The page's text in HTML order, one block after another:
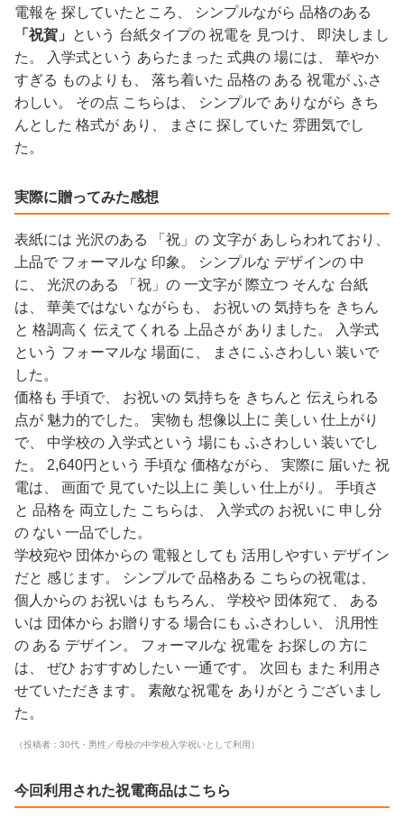
電報を 探していたところ、 シンプルながら 品格のある
「祝賀」
という 台紙タイプの 祝電を 見つけ、 即決しまし
た。 入学式という あらたまった 式典の 場には、 華やか
すぎる ものよりも、 落ち着いた 品格の ある 祝電が ふさ
わしい。 その点 こちらは、 シンプルで ありながら きち
んとした 格式が あり、 まさに 探していた 雰囲気でし
た。
実際に贈ってみた感想
表紙には 光沢のある 「祝」の 文字が あしらわれており、
上品で フォーマルな 印象。 シンプルな デザインの 中
に、 光沢のある 「祝」の 一文字が 際立つ そんな 台紙
は、 華美ではない ながらも、 お祝いの 気持ちを きちん
と 格調高く 伝えてくれる 上品さが ありました。 入学式
という フォーマルな 場面に、 まさに ふさわしい 装いで
した。
価格も 手頃で、 お祝いの 気持ちを きちんと 伝えられる
点が 魅力的でした。 実物も 想像以上に 美しい 仕上がり
で、 中学校の 入学式という 場にも ふさわしい 装いでし
た。 2,640円という 手頃な 価格ながら、 実際に 届いた 祝
電は、 画面で 見ていた以上に 美しい 仕上がり。 手頃さ
と 品格を 両立した こちらは、 入学式の お祝いに 申し分
の ない 一品でした。
学校宛や 団体からの 電報としても 活用しやすい デザイン
だと 感じます。 シンプルで 品格ある こちらの祝電は、
個人からの お祝いは もちろん、 学校や 団体宛て、 ある
いは 団体から お贈りする 場合にも ふさわしい、 汎用性
の ある デザイン。 フォーマルな 祝電を お探しの 方に
は、 ぜひ おすすめしたい 一通です。 次回も また 利用さ
せていただきます。 素敵な祝電を ありがとうございまし
た。
（投稿者：30代・男性／母校の中学校入学祝いとして利用）
今回利用された祝電商品はこちら